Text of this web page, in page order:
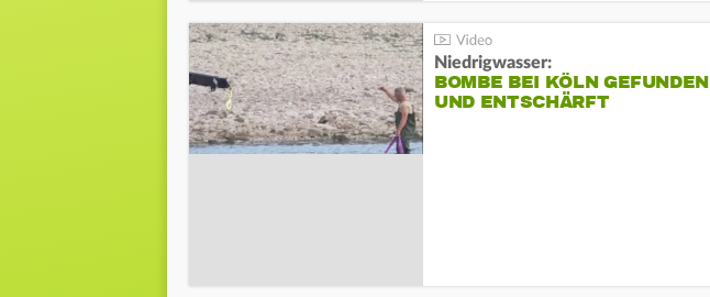
Niedrigwasser:
BOMBE BEI KÖLN GEFUNDEN
UND ENTSCHÄRFT